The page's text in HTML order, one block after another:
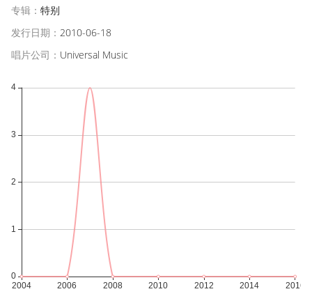
专辑： 特别
发行日期： 2010-06-18
唱片公司： Universal Music